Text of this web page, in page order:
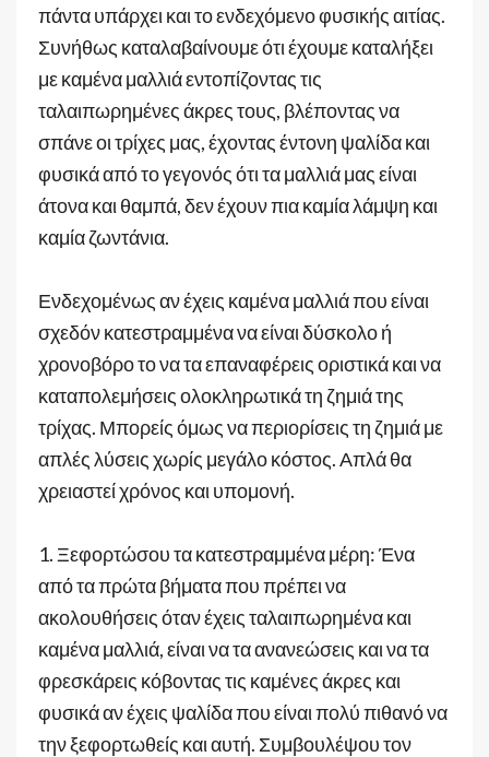
πάντα υπάρχει και το ενδεχόμενο φυσικής αιτίας.
Συνήθως καταλαβαίνουμε ότι έχουμε καταλήξει
με καμένα μαλλιά εντοπίζοντας τις
ταλαιπωρημένες άκρες τους, βλέποντας να
σπάνε οι τρίχες μας, έχοντας έντονη ψαλίδα και
φυσικά από το γεγονός ότι τα μαλλιά μας είναι
άτονα και θαμπά, δεν έχουν πια καμία λάμψη και
καμία ζωντάνια.
Ενδεχομένως αν έχεις καμένα μαλλιά που είναι
σχεδόν κατεστραμμένα να είναι δύσκολο ή
χρονοβόρο το να τα επαναφέρεις οριστικά και να
καταπολεμήσεις ολοκληρωτικά τη ζημιά της
τρίχας. Μπορείς όμως να περιορίσεις τη ζημιά με
απλές λύσεις χωρίς μεγάλο κόστος. Απλά θα
χρειαστεί χρόνος και υπομονή.
1. Ξεφορτώσου τα κατεστραμμένα μέρη: Ένα
από τα πρώτα βήματα που πρέπει να
ακολουθήσεις όταν έχεις ταλαιπωρημένα και
καμένα μαλλιά, είναι να τα ανανεώσεις και να τα
φρεσκάρεις κόβοντας τις καμένες άκρες και
φυσικά αν έχεις ψαλίδα που είναι πολύ πιθανό να
την ξεφορτωθείς και αυτή. Συμβουλέψου τον